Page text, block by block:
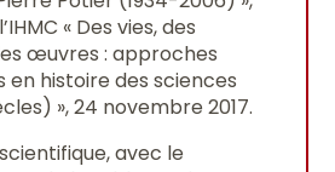
« Des vies, des
œuvres : approches
en histoire des sciences
», 24 novembre 2017.
avec le